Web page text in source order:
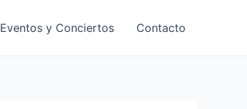
Eventos y Conciertos Contacto